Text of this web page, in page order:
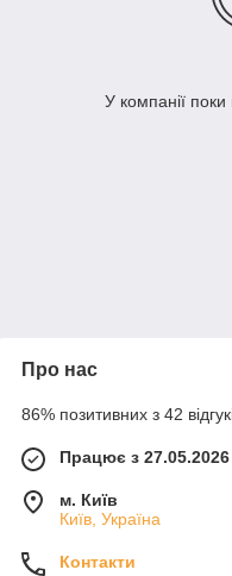
У компанії
Про нас
86% позитивних з 42
Працює з 27.05.2026
м. Київ
Київ, Україна
Контакти